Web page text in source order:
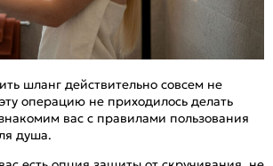
шланг действительно совсем не
операцию не приходилось делать
вас с правилами пользования
душа.